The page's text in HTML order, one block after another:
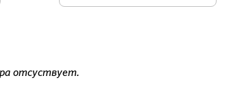
отсуствует.